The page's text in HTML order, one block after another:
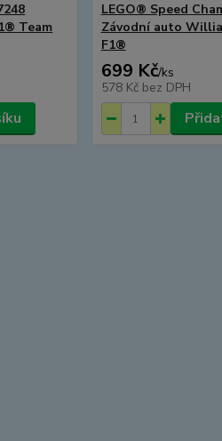
Team
LEGO® Speed
Závodní auto
F1®
699 Kč/ks
578 Kč bez DPH